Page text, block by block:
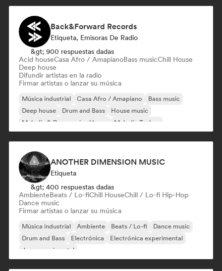
Back&Forward Records
Etiqueta, Emisoras De Radio
&gt; 900 respuestas dadas
Acid houseCasa Afro / AmapianoBass musicChill House
Deep house
Difundir artistas en la radio
Firmar artistas o lanzar su música
Música industrial Casa Afro / Amapiano
Bass music
Deep house
Drum and Bass
House music
Melodic & Progressive House
Melodic Techno
ANOTHER DIMENSION MUSIC
Etiqueta
&gt; 400 respuestas dadas
AmbienteBeats / Lo-fiChill HouseChill / Lo-fi Hip-Hop
Dance music
Firmar artistas o lanzar su música
Música industrial Ambiente Beats / Lo-fi
Dance music
Drum and Bass
Electrónica
Electrónica experimental
Jazz experimental